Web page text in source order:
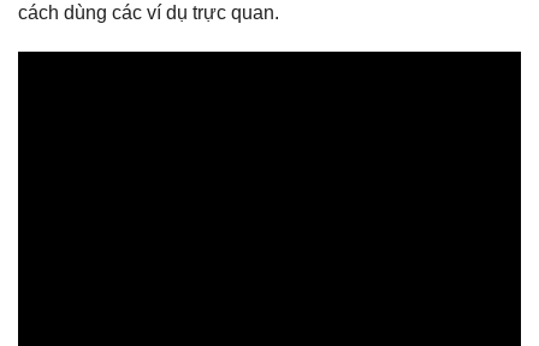
cách dùng các ví dụ trực quan.